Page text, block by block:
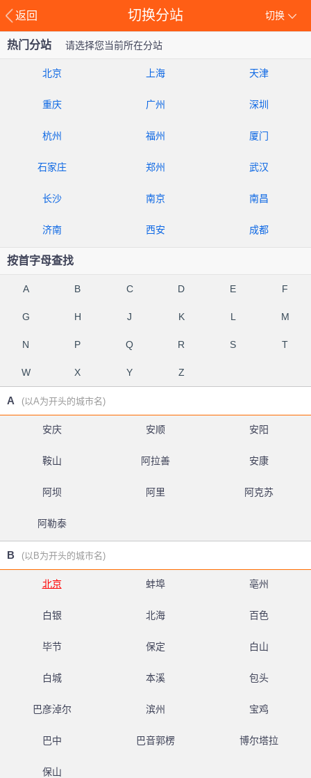
返回 切换
切换分站
热门分站 请选择您当前所在分站
北京 上海 天津
重庆 广州 深圳
杭州 福州 厦门
石家庄 郑州 武汉
长沙 南京 南昌
济南 西安 成都
按首字母查找
A B C D E F
G H J K L M
N P Q R S T
W X Y Z
A (以A为开头的城市名)
安庆 安顺 安阳
鞍山 阿拉善 安康
阿坝 阿里 阿克苏
阿勒泰
B (以B为开头的城市名)
北京 蚌埠 亳州
白银 北海 百色
毕节 保定 白山
白城 本溪 包头
巴彦淖尔 滨州 宝鸡
巴中 巴音郭楞 博尔塔拉
保山